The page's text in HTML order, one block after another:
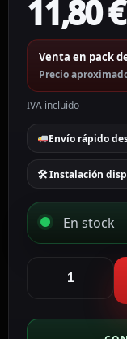
11,80€
Venta en pack
Precio
IVA incluido
Envío rápido
🛠 Instalación
En stock
Racor